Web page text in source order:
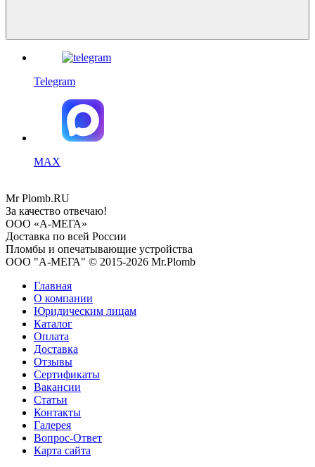
Telegram
MAX
MrPlomb.RU
За качество отвечаю!
ООО «А-МЕГА»
Доставка по всей России
Пломбы и опечатывающие устройства
ООО "А-МЕГА" © 2015-2026 Mr.Plomb
Главная
О компании
Юридическим лицам
Каталог
Оплата
Доставка
Отзывы
Сертификаты
Вакансии
Статьи
Контакты
Галерея
Вопрос-Ответ
Карта сайта